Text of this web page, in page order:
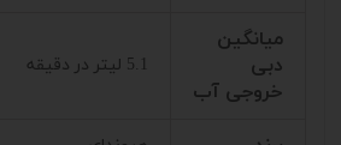
میانگین
دبی
خروجی آب
5.1 لیتر در دقیقه